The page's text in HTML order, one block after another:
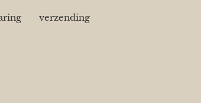
verzending